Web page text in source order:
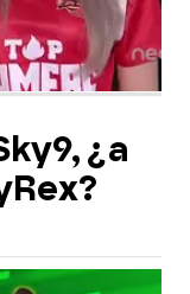
¿a